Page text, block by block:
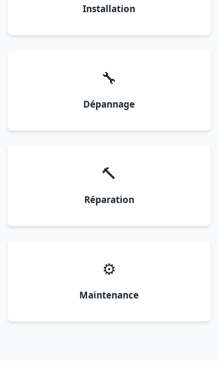
Installation
🔧
Dépannage
🔨
Réparation
⚙️
Maintenance